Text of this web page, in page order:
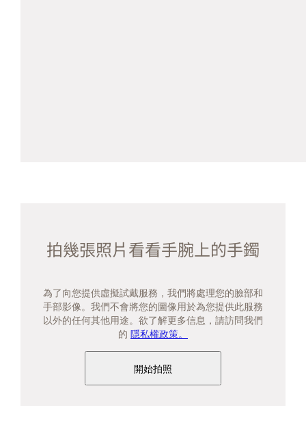
拍幾張照片看看手腕上的手鐲
為了向您提供虛擬試戴服務，我們將處理您的臉部和
手部影像。我們不會將您的圖像用於為您提供此服務
以外的任何其他用途。欲了解更多信息，請訪問我們
的 隱私權政策。
開始拍照